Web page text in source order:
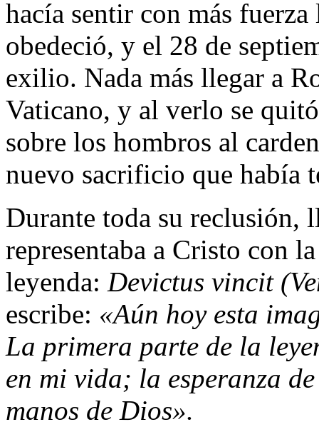
hacía sentir con más
obedeció, y el 28 de
exilio. Nada más llegar a
Vaticano, y al verlo se
sobre los hombros al
nuevo sacrificio que había
Durante toda su reclusión,
representaba a Cristo con
leyenda: Devictus vincit
escribe: «Aún hoy esta
La primera parte de la
en mi vida; la esperanza
manos de Dios».